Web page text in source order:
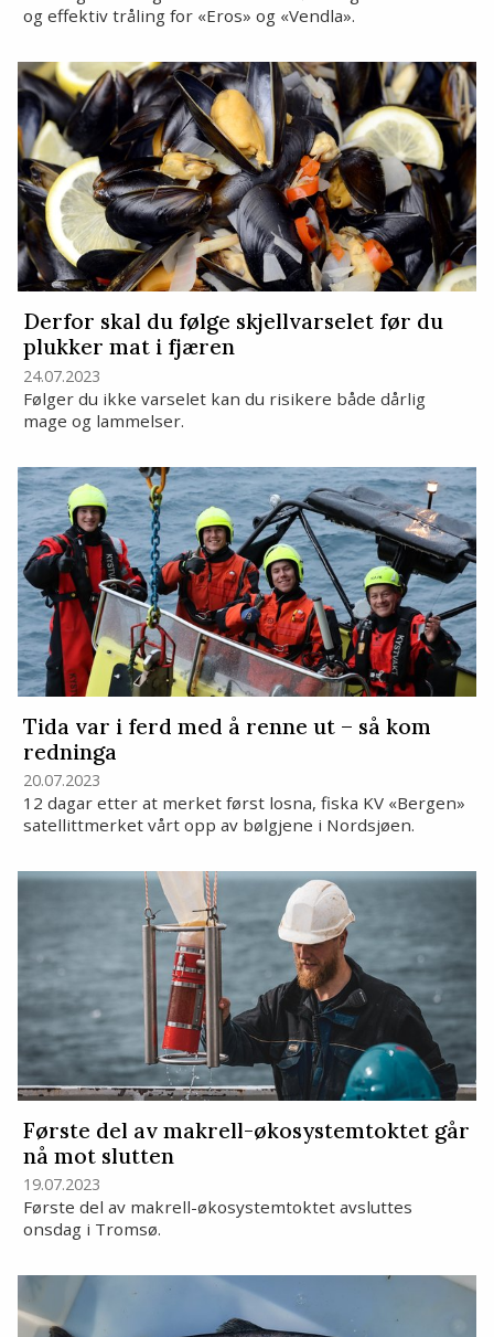
og effektiv tråling for «Eros» og «Vendla».
Derfor skal du følge skjellvarselet før du
plukker mat i fjæren
24.07.2023
Følger du ikke varselet kan du risikere både dårlig
mage og lammelser.
Tida var i ferd med å renne ut – så kom
redninga
20.07.2023
12 dagar etter at merket først losna, fiska KV «Bergen»
satellittmerket vårt opp av bølgjene i Nordsjøen.
Første del av makrell-økosystemtoktet går
nå mot slutten
19.07.2023
Første del av makrell-økosystemtoktet avsluttes
onsdag i Tromsø.